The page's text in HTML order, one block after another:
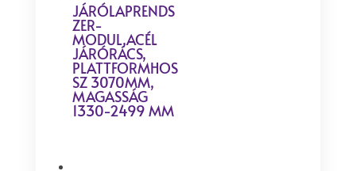
JÁRÓLAPRENDS
ZER-
MODUL,ACÉL
JÁRÓRÁCS,
PLATTFORMHOS
SZ 3070MM,
MAGASSÁG
1330-2499 MM